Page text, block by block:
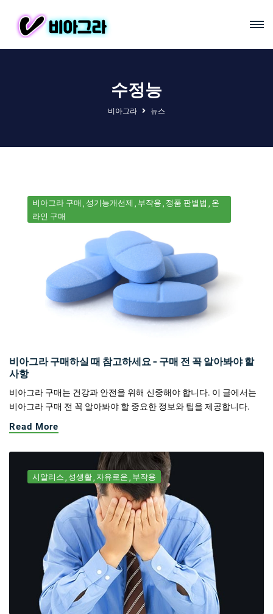
수정능
비아그라 뉴스
비아그라 구매 성기능개선제 부작용 정품 판별법
온
라인 구매
비아그라 구매하실 때 참고하세요 - 구매 전 꼭 알아봐야 할
사항
비아그라 구매는 건강과 안전을 위해 신중해야 합니다. 이 글에서는
비아그라 구매 전 꼭 알아봐야 할 중요한 정보와 팁을 제공합니다.
Read More
시알리스 성생활 자유로운 부작용